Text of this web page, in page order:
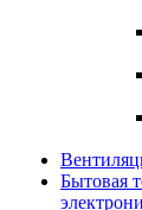
Бытовая